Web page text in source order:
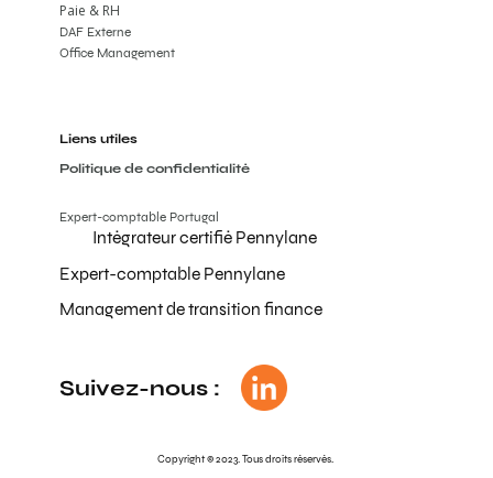
Copyright © 2023. Tous droits réservés.
DAF Externe
Office Management
Paie & RH
Liens utiles
Politique de confidentialité
Expert-comptable Portugal
Intégrateur certifié Pennylane
Expert-comptable Pennylane
Management de transition finance
Suivez-nous :